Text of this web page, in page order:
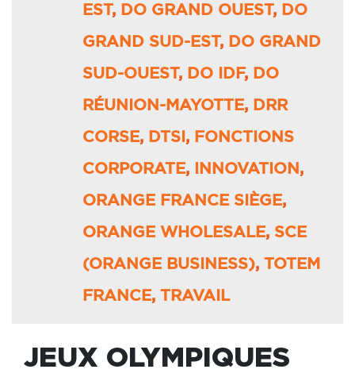
EST , DO GRAND OUEST , DO
GRAND SUD-EST , DO GRAND
SUD-OUEST , DO IDF, DO
RÉUNION-MAYOTTE, DRR
CORSE, DTSI , FONCTIONS
CORPORATE, INNOVATION ,
ORANGE FRANCE SIÈGE,
ORANGE WHOLESALE, SCE
(ORANGE BUSINESS), TOTEM
FRANCE, TRAVAIL
JEUX OLYMPIQUES